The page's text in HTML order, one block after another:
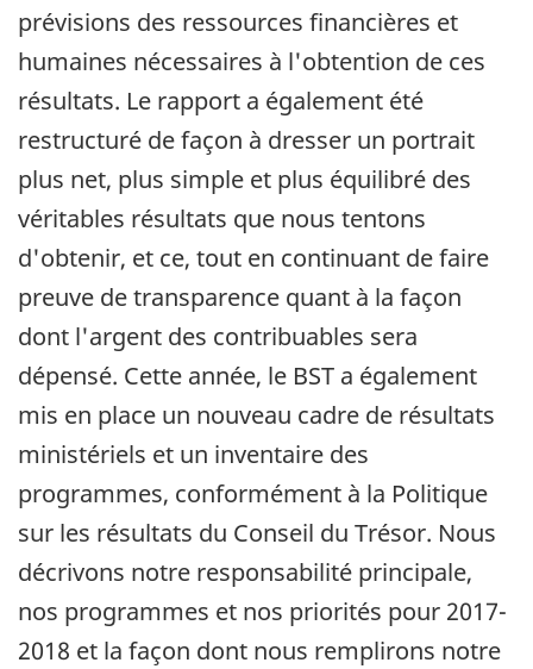
prévisions des ressources financières et
humaines nécessaires à l'obtention de ces
résultats. Le rapport a également été
restructuré de façon à dresser un portrait
plus net, plus simple et plus équilibré des
véritables résultats que nous tentons
d'obtenir, et ce, tout en continuant de faire
preuve de transparence quant à la façon
dont l'argent des contribuables sera
dépensé. Cette année, le BST a également
mis en place un nouveau cadre de résultats
ministériels et un inventaire des
programmes, conformément à la Politique
sur les résultats du Conseil du Trésor. Nous
décrivons notre responsabilité principale,
nos programmes et nos priorités pour 2017-
2018 et la façon dont nous remplirons notre